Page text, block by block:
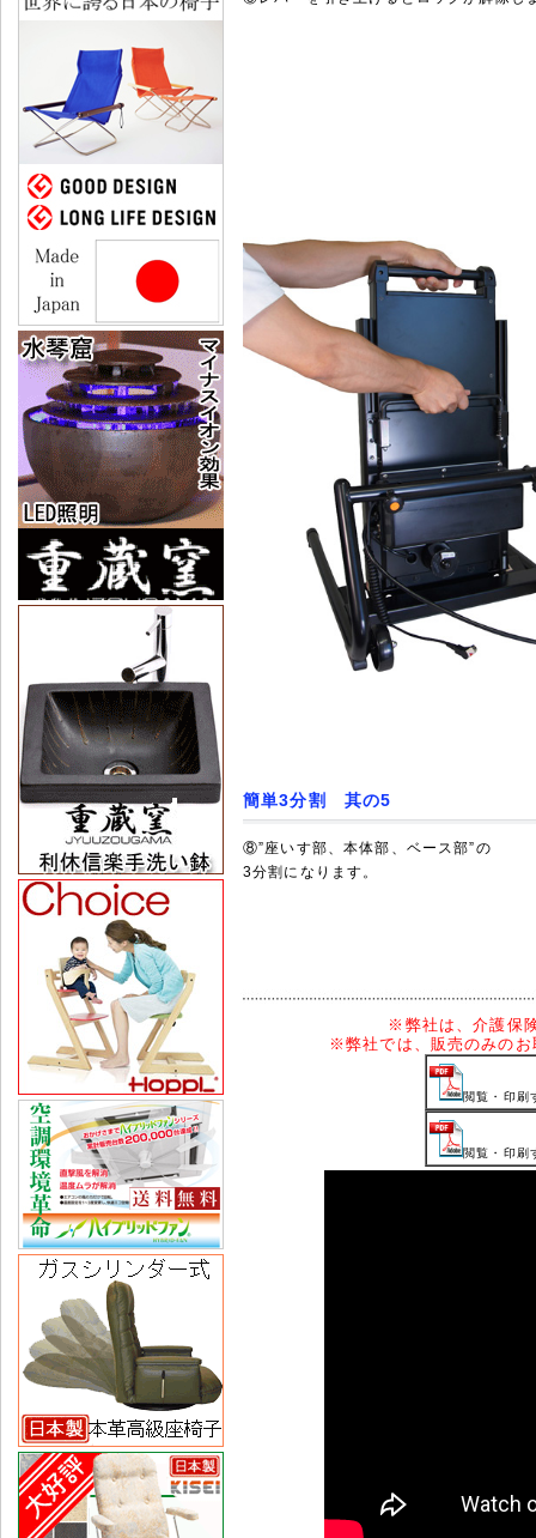
簡単3分割 其の5
⑧”座いす部、本体部、ベース部”の
3分割になります。
※ 弊社は、介護保
※弊社では、販売のみの
閲覧・印
閲覧・印